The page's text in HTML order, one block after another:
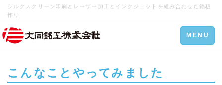
シルクスクリーン印刷とレーザー加工とインクジェットを組み合わせた銘板
作り
Toggle
navigation
MENU
こんなことやってみました